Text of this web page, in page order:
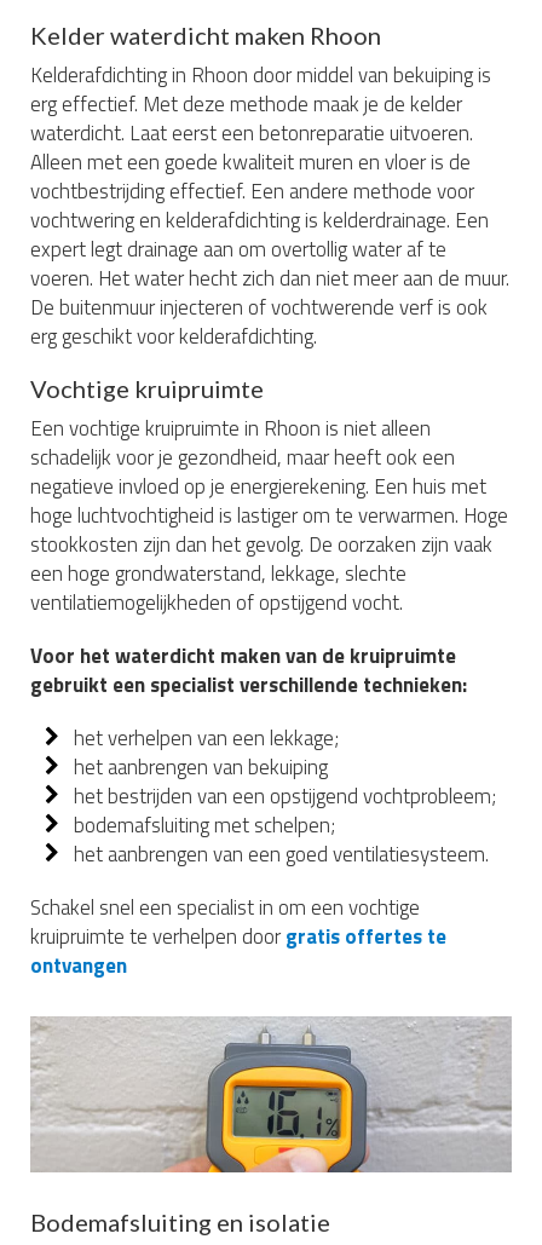
Kelder waterdicht maken Rhoon
Kelderafdichting in Rhoon door middel van bekuiping is
erg effectief. Met deze methode maak je de kelder
waterdicht. Laat eerst een betonreparatie uitvoeren.
Alleen met een goede kwaliteit muren en vloer is de
vochtbestrijding effectief. Een andere methode voor
vochtwering en kelderafdichting is kelderdrainage. Een
expert legt drainage aan om overtollig water af te
voeren. Het water hecht zich dan niet meer aan de muur.
De buitenmuur injecteren of vochtwerende verf is ook
erg geschikt voor kelderafdichting.
Vochtige kruipruimte
Een vochtige kruipruimte in Rhoon is niet alleen
schadelijk voor je gezondheid, maar heeft ook een
negatieve invloed op je energierekening. Een huis met
hoge luchtvochtigheid is lastiger om te verwarmen. Hoge
stookkosten zijn dan het gevolg. De oorzaken zijn vaak
een hoge grondwaterstand, lekkage, slechte
ventilatiemogelijkheden of opstijgend vocht.
Voor het waterdicht maken van de kruipruimte
gebruikt een specialist verschillende technieken:
het verhelpen van een lekkage;
het aanbrengen van bekuiping
het bestrijden van een opstijgend vochtprobleem;
bodemafsluiting met schelpen;
het aanbrengen van een goed ventilatiesysteem.
Schakel snel een specialist in om een vochtige
kruipruimte te verhelpen doorgratis offertes te
ontvangen
Bodemafsluiting en isolatie